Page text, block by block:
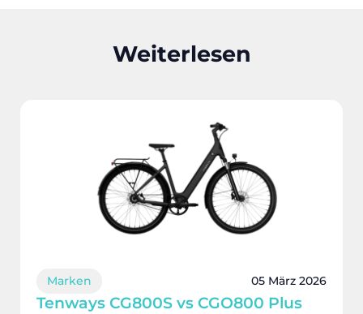
Weiterlesen
Marken 05 März 2026
Tenways CG800S vs CGO800 Plus